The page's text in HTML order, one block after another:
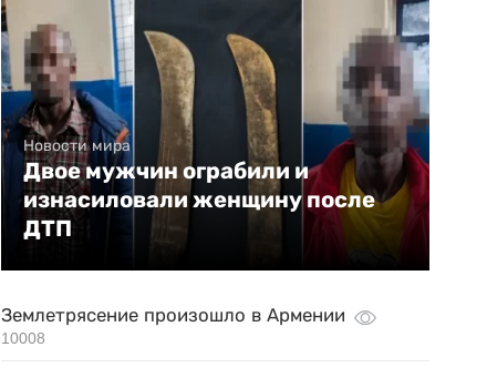
Новости мира
Двое мужчин ограбили и
изнасиловали женщину после
ДТП
Землетрясение произошло в Армении
10008